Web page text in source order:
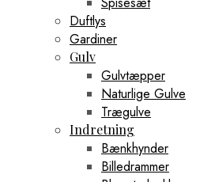
Duftlys
Gardiner
Gulv
Gulvtæpper
Naturlige Gulve
Trægulve
Indretning
Bænkhynder
Billedrammer